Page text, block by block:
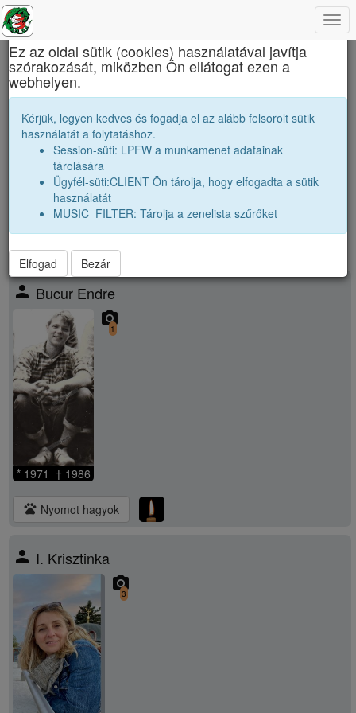
Báthory István Elméleti Líceum
Vendégek, jó barátok
Névsor bővítése jó baráttal
Vendégek száma:2
nagyobbak |1988 12A 1988 12B
párhuzamos|1989 12A|1989 12C|
kissebbek |1990 12A
person Bucur Endre
* 1971 † 1986
camera_alt
1
pets Nyomot hagyok
person I. Krisztinka
camera_alt
3
×
Ez az oldal sütik (cookies) használatával javítja
szórakozását, miközben Ön ellátogat ezen a
webhelyen.
Kérjük, legyen kedves és fogadja el az alább felsorolt sütik
használatát a folytatáshoz.
Session-süti: LPFW a munkamenet adatainak
tárolására
Ügyfél-süti:CLIENT Ön tárolja, hogy elfogadta a sütik
használatát
MUSIC_FILTER: Tárolja a zenelista szűrőket
Elfogad Bezár